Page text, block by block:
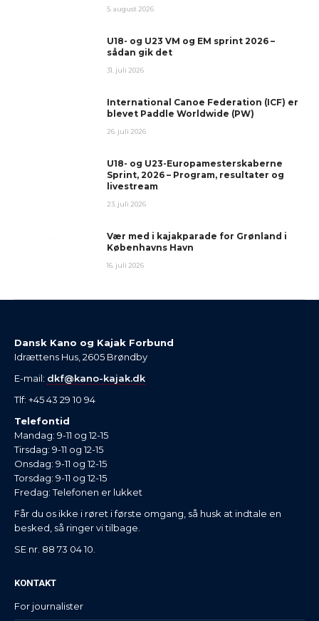
5. august 2026
U18- og U23 VM og EM sprint 2026 –
sådan gik det
31. juli 2026
International Canoe Federation (ICF) er
blevet Paddle Worldwide (PW)
26. juli 2026
U18- og U23-Europamesterskaberne
Sprint, 2026 – Program, resultater og
livestream
23. juli 2026
Vær med i kajakparade for Grønland i
Københavns Havn
16. juli 2026
Dansk Kano og Kajak Forbund
Idrættens Hus, 2605 Brøndby
E-mail: dkf@kano-kajak.dk
Tlf: +45 43 29 10 94
Telefontid
Mandag: 9-11 og 12-15
Tirsdag: 9-11 og 12-15
Onsdag: 9-11 og 12-15
Torsdag: 9-11 og 12-15
Fredag: Telefonen er lukket
Får du os ikke i røret i første omgang, så husk at indtale en
besked, så ringer vi tilbage.
SE nr. 88 73 04 10.
KONTAKT
For journalister